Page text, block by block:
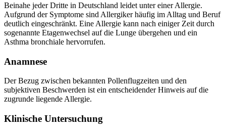
Beinahe jeder Dritte in Deutschland leidet unter einer Allergie.
Aufgrund der Symptome sind Allergiker häufig im Alltag und Beruf
deutlich eingeschränkt. Eine Allergie kann nach einiger Zeit durch
sogenannte Etagenwechsel auf die Lunge übergehen und ein
Asthma bronchiale hervorrufen.
Anamnese
Der Bezug zwischen bekannten Pollenflugzeiten und den
subjektiven Beschwerden ist ein entscheidender Hinweis auf die
zugrunde liegende Allergie.
Klinische Untersuchung